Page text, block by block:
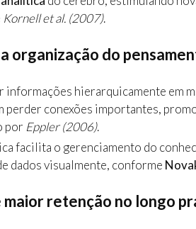
Kornell et al. (2007).
organização do
informações hierarquicamente em
perder conexões importantes,
por Eppler (2006).
facilita o gerenciamento do
dados visualmente, conforme
maior retenção no longo